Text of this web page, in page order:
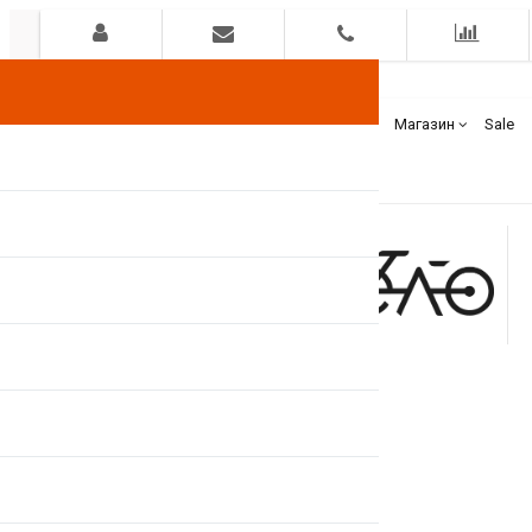
Гарантия Оплата Доставка Бренды Магазин Sale